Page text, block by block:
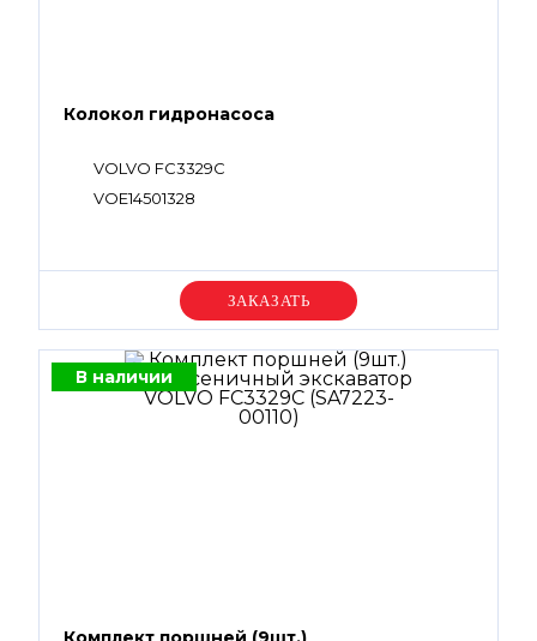
Колокол гидронасоса
VOLVO FC3329C
VOE14501328
Уточняйте цену
В наличии